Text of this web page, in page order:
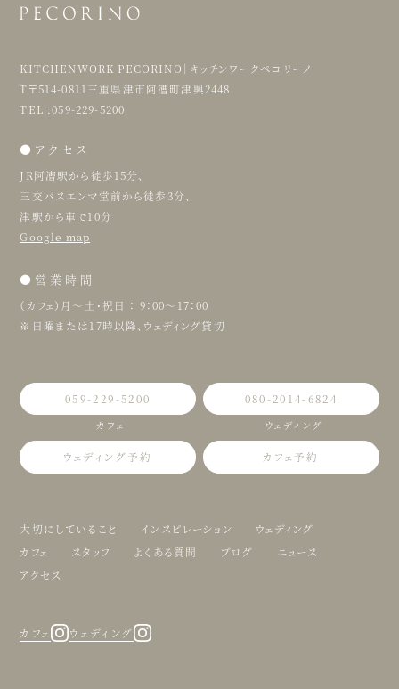
KITCHENWORK PECORINO｜キッチンワークペコリーノ
T〒514-0811三重県津市阿漕町津興2448
TEL :059-229-5200
●アクセス
JR阿漕駅から徒歩15分、
三交バスエンマ堂前から徒歩3分、
津駅から車で10分
Google map
●営業時間
（カフェ）月〜土・祝日 ： 9：00〜17：00
※日曜または17時以降、ウェディング貸切
059-229-5200
カフェ
080-2014-6824
ウェディング
ウェディング予約 カフェ予約
大切にしていること インスピレーション
ウェディング
カフェ
スタッフ よくある質問 ブログ
ニュース
アクセス
カフェ ウェディング